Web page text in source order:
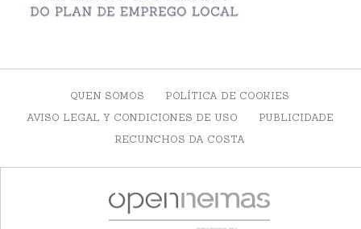
QUEN SOMOS
POLÍTICA DE COOKIES
AVISO LEGAL Y CONDICIONES DE USO
PUBLICIDADE
RECUNCHOS DA COSTA